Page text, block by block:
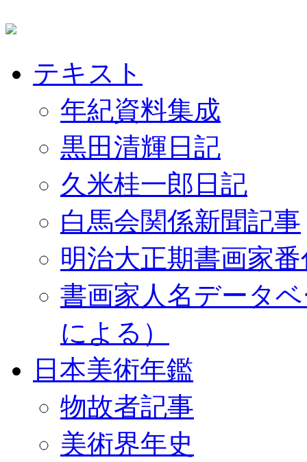
テキスト
年紀資料集成
黒田清輝日記
久米桂一郎日記
白馬会関係新聞記事
明治大正期書画家
書画家人名データ
による）
日本美術年鑑
物故者記事
美術界年史